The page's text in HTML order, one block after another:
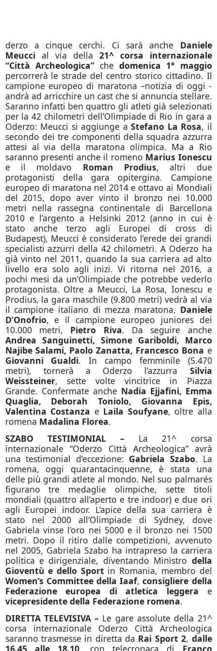
derzo a cinque cerchi. Ci sarà anche Daniele
Meucci al via della 21^ corsa internazionale
“Città Archeologica”chedomenica 1° maggio
percorrerà le strade del centro storico cittadino. Il
campione europeo di maratona –notizia di oggi -
andrà ad arricchire un cast che si annuncia stellare.
Saranno infatti ben quattro gli atleti già selezionati
per la 42 chilometri dell’Olimpiade di Rio in gara a
Oderzo: Meucci si aggiunge a Stefano La Rosa, il
secondo dei tre componenti della squadra azzurra
attesi al via della maratona olimpica. Ma a Rio
saranno presenti anche il romeno Marius Ionescu
e il moldavo Roman Prodius, altri due
protagonisti della gara opitergina. Campione
europeo di maratona nel 2014 e ottavo ai Mondiali
del 2015, dopo aver vinto il bronzo nei 10.000
metri nella rassegna continentale di Barcellona
2010 e l’argento a Helsinki 2012 (anno in cui è
stato anche terzo agli Europei di cross di
Budapest), Meucci è considerato l’erede dei grandi
specialisti azzurri della 42 chilometri. A Oderzo ha
già vinto nel 2011, quando la sua carriera ad alto
livello era solo agli inizi. Vi ritorna nel 2016, a
pochi mesi da un’Olimpiade che potrebbe vederlo
protagonista. Oltre a Meucci, La Rosa, Ionescu e
Prodius, la gara maschile (9.800 metri) vedrà al via
il campione italiano di mezza maratona, Daniele
D’Onofrio, e il campione europeo juniores dei
10.000 metri, Pietro Riva. Da seguire anche
Andrea Sanguinetti, Simone Gariboldi, Marco
Najibe Salami, Paolo Zanatta, Francesco Bona e
Giovanni Gualdi. In campo femminile (5.470
metri), tornerà a Oderzo l’azzurra Silvia
Weissteiner, sette volte vincitrice in Piazza
Grande. Confermate anche Nadia Ejjafini, Emma
Quaglia, Deborah Toniolo, Giovanna Epis,
Valentina Costanza e Laila Soufyane, oltre alla
romena Madalina Florea.
SZABO TESTIMONIAL – La 21^ corsa
internazionale “Oderzo Città Archeologica” avrà
una testimonial d’eccezione: Gabriela Szabo. La
romena, oggi quarantacinquenne, è stata una
delle più grandi atlete al mondo. Nel suo palmarés
figurano tre medaglie olimpiche, sette titoli
mondiali (quattro all’aperto e tre indoor) e due ori
agli Europei indoor. L’apice della sua carriera è
stato nel 2000 all’Olimpiade di Sydney, dove
Gabriela vinse l’oro nei 5000 e il bronzo nei 1500
metri. Dopo il ritiro dalle competizioni, avvenuto
nel 2005, Gabriela Szabo ha intrapreso la carriera
politica e dirigenziale, diventando Ministro della
Gioventù e dello Sport in Romania, membro del
Women’s Committee della Iaaf,consigliere della
Federazione europea di atletica leggera e
vicepresidente della Federazione romena.
DIRETTA TELEVISIVA– Le gare assolute della 21^
corsa internazionale Oderzo Città Archeologica
saranno trasmesse in diretta da Rai Sport 2, dalle
16.45 alle 18.10 , con telecronaca di Franco